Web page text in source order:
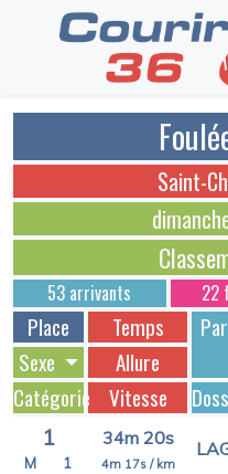
Saint-
53 arrivants 22
Place Temps
Allure
Vitesse
Sexe
Catégorie
1 34m 20s
4m 17s / km
M
1